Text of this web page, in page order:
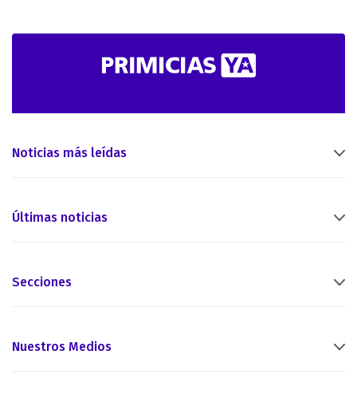
Noticias más leídas
Últimas noticias
Secciones
Nuestros Medios